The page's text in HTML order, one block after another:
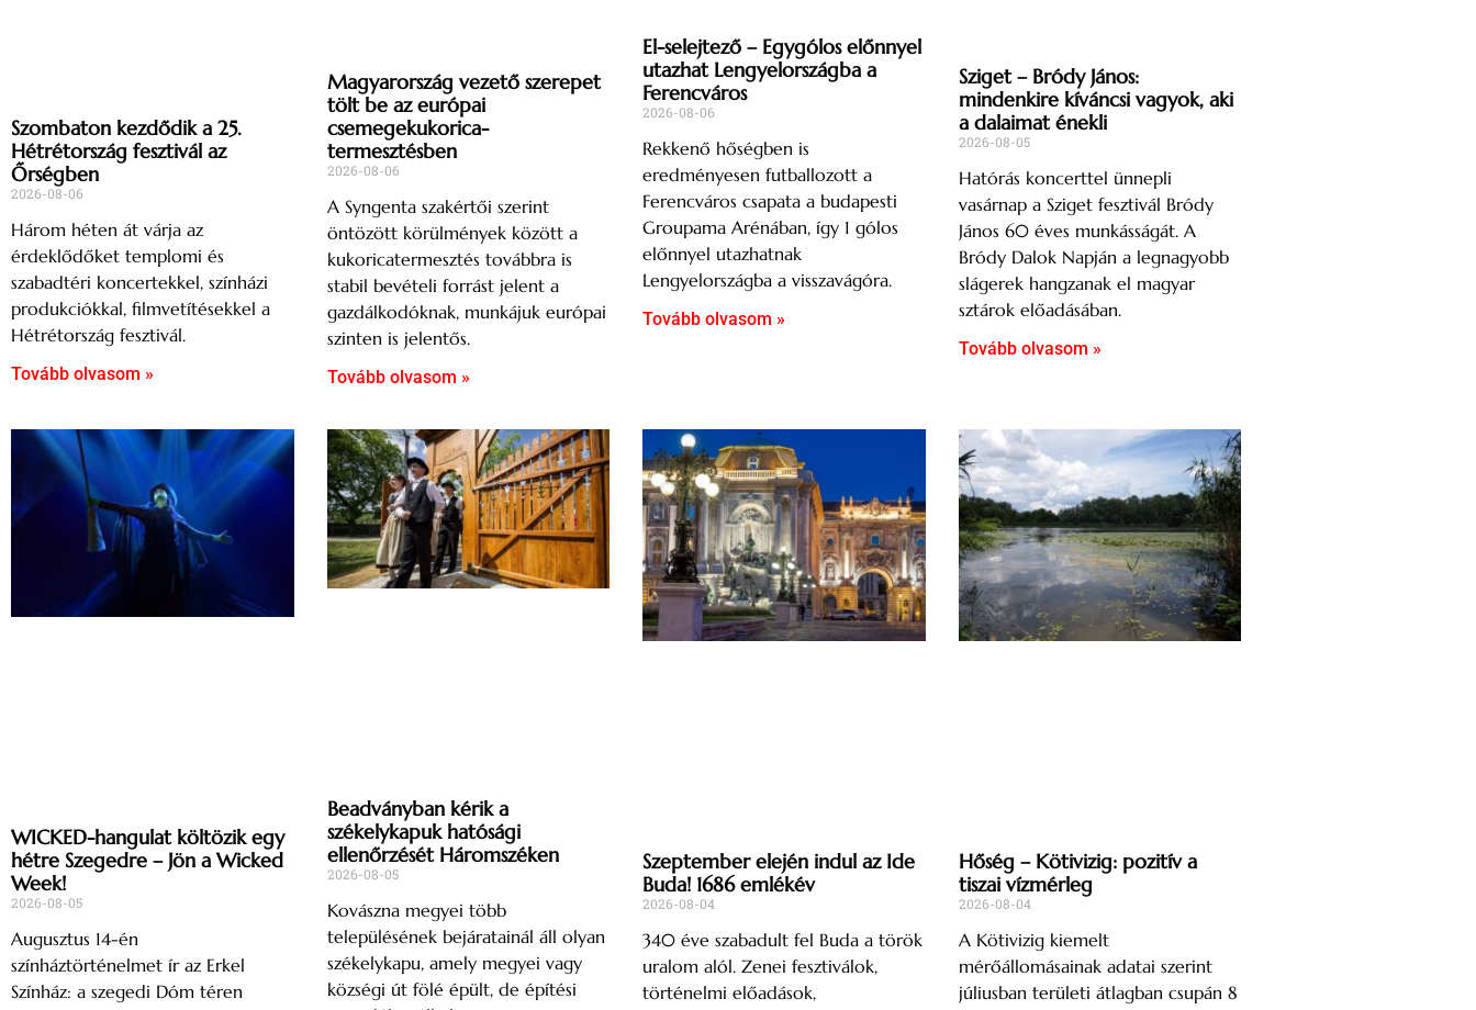
Szombaton kezdődik a 25.
Hétrétország fesztivál az
Őrségben
2026-08-06
Három héten át várja az
érdeklődőket templomi és
szabadtéri koncertekkel, színházi
produkciókkal, filmvetítésekkel a
Hétrétország fesztivál.
Tovább olvasom »
Magyarország vezető szerepet
tölt be az európai
csemegekukorica-
termesztésben
2026-08-06
A Syngenta szakértői szerint
öntözött körülmények között a
kukoricatermesztés továbbra is
stabil bevételi forrást jelent a
gazdálkodóknak, munkájuk európai
szinten is jelentős.
Tovább olvasom »
El-selejtező – Egygólos előnnyel
utazhat Lengyelországba a
Ferencváros
2026-08-06
Rekkenő hőségben is
eredményesen futballozott a
Ferencváros csapata a budapesti
Groupama Arénában, így 1 gólos
előnnyel utazhatnak
Lengyelországba a visszavágóra.
Tovább olvasom »
Sziget – Bródy János:
mindenkire kíváncsi vagyok, aki
a dalaimat énekli
2026-08-05
Hatórás koncerttel ünnepli
vasárnap a Sziget fesztivál Bródy
János 60 éves munkásságát. A
Bródy Dalok Napján a legnagyobb
slágerek hangzanak el magyar
sztárok előadásában.
Tovább olvasom »
WICKED-hangulat költözik egy
hétre Szegedre – Jön a Wicked
Week!
2026-08-05
Augusztus 14-én
színháztörténelmet ír az Erkel
Színház: a szegedi Dóm téren
Beadványban kérik a
székelykapuk hatósági
ellenőrzését Háromszéken
2026-08-05
Kovászna megyei több
településének bejáratainál áll olyan
székelykapu, amely megyei vagy
községi út fölé épült, de építési
Szeptember elején indul az Ide
Buda! 1686 emlékév
2026-08-04
340 éve szabadult fel Buda a török
uralom alól. Zenei fesztiválok,
történelmi előadások,
Hőség – Kötivizig: pozitív a
tiszai vízmérleg
2026-08-04
A Kötivizig kiemelt
mérőállomásainak adatai szerint
júliusban területi átlagban csupán 8